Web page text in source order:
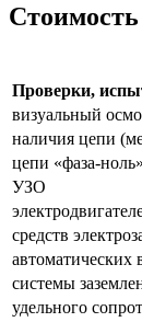
Проверки,
визуальный
наличия цепи
цепи «фаза-ноль»
УЗО
средств
автоматических
системы
удельного